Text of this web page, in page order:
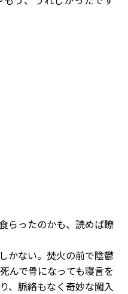
らったのかも、読めば瞭
かない。焚火の前で陰鬱
んで骨になっても寝言を
、脈絡もなく奇妙な闖入